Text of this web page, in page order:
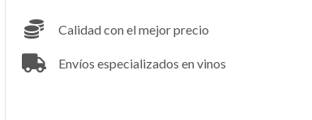
Calidad con el mejor precio
Envíos especializados en vinos